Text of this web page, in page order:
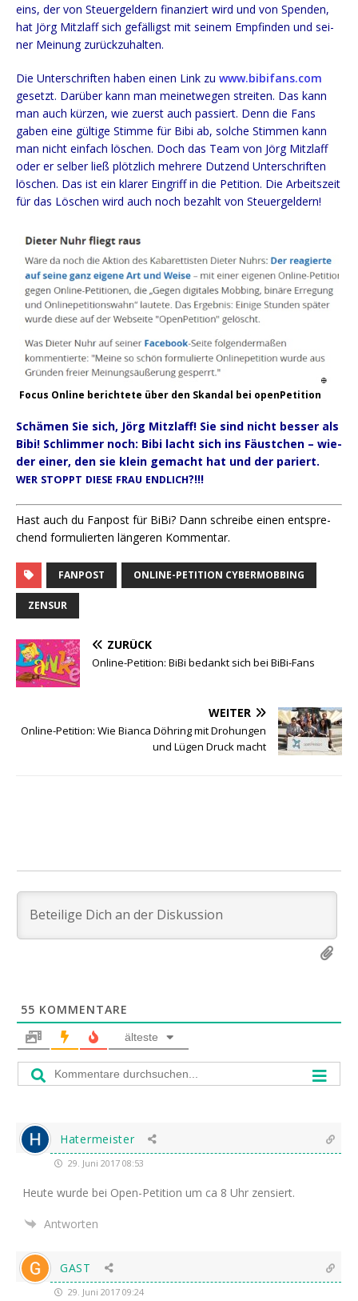
eins, der von Steu­er­gel­dern finan­ziert wird und von Spen­den,
hat Jörg Mitzlaff sich gefäl­ligst mit sei­nem Emp­fin­den und sei­
ner Mei­nung zurückzuhalten.
Die Unter­schrif­ten haben einen Link zu www.bibifans.com
gesetzt. Dar­über kann man mei­net­we­gen strei­ten. Das kann
man auch kür­zen, wie zuerst auch pas­siert. Denn die Fans
gaben eine gül­ti­ge Stim­me für Bibi ab, sol­che Stim­men kann
man nicht ein­fach löschen. Doch das Team von Jörg Mitzlaff
oder er sel­ber ließ plötz­lich meh­re­re Dut­zend Unter­schrif­ten
löschen. Das ist ein kla­rer Ein­griff in die Peti­ti­on. Die Arbeits­zeit
für das Löschen wird auch noch bezahlt von Steuergeldern!
Focus Online berich­te­te über den Skan­dal bei openPetition
Schä­men Sie sich, Jörg Mitzlaff! Sie sind nicht bes­ser als
Bibi! Schlim­mer noch: Bibi lacht sich ins Fäust­chen – wie­
der einer, den sie klein gemacht hat und der pariert.
WER STOPPT DIESE FRAU ENDLICH?!!!
Hast auch du Fan­post für BiBi? Dann schrei­be einen ent­spre­
chend for­mu­lier­ten län­ge­ren Kommentar.
FANPOST ONLINE-PETITION CYBERMOBBING
ZENSUR
ZURÜCK
Online-Petition: BiBi bedankt sich bei BiBi-Fans
WEITER
Online-Petition: Wie Bianca Döhring mit Drohungen
und Lügen Druck macht
55 KOMMENTARE
älteste
Hatermeister
29. Juni 2017 08:53
Heu­te wur­de bei Open-Peti­ti­on um ca 8 Uhr zensiert.
Antworten
GAST
29. Juni 2017 09:24